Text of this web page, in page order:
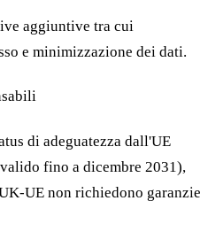
aggiuntive tra cui
e minimizzazione dei dati.
di adeguatezza dall'UE
fino a dicembre 2031),
UE non richiedono garanzie